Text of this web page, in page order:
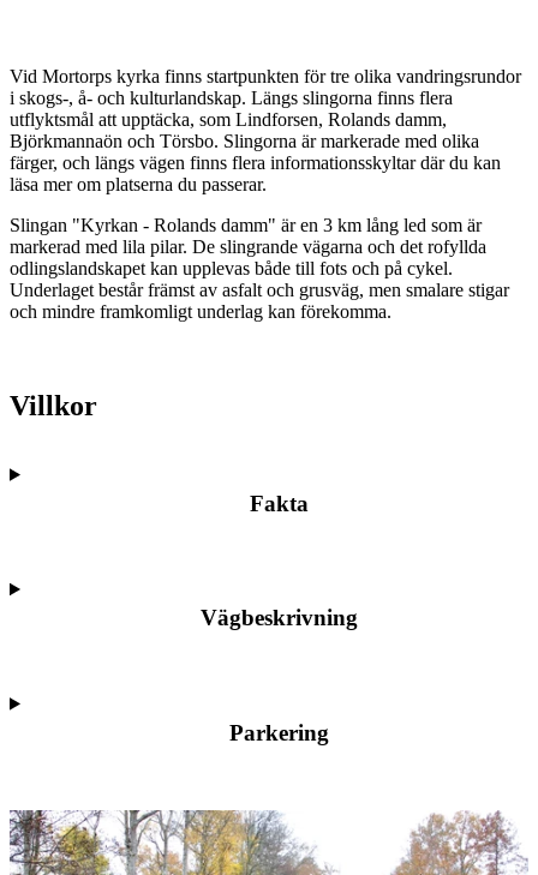
Beskrivning
Vid Mortorps kyrka finns startpunkten för tre olika vandringsrundor
i skogs-, å- och kulturlandskap. Längs slingorna finns flera
utflyktsmål att upptäcka, som Lindforsen, Rolands damm,
Björkmannaön och Törsbo. Slingorna är markerade med olika
färger, och längs vägen finns flera informationsskyltar där du kan
läsa mer om platserna du passerar.
Slingan "Kyrkan - Rolands damm" är en 3 km lång led som är
markerad med lila pilar. De slingrande vägarna och det rofyllda
odlingslandskapet kan upplevas både till fots och på cykel.
Underlaget består främst av asfalt och grusväg, men smalare stigar
och mindre framkomligt underlag kan förekomma.
Villkor
Fakta
Vägbeskrivning
Parkering
Bildspel
med